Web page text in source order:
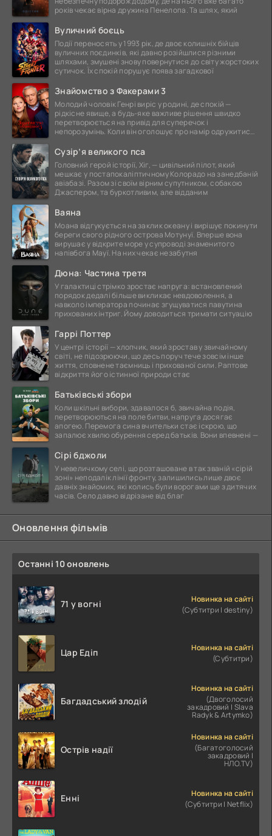
років чекає вірна дружина Пенелопа. Та шлях, який
Вуличний боєць
Події переносять у 1993 рік, де двоє колишніх бійців
вуличних поєдинків, які давно розійшлися різними
шляхами, змушені знову повернутися до світу жорстоких
сутичок. Їх спокій порушує поява загадкової
Знайомство з Факерами 3
Молодий чоловік Генрі виріс у родині, де спокій —
рідкісне явище, а будь-яке важливе рішення швидко
перетворюється на привід для суперечок і
непорозумінь. Коли він оголошує про намір одружитися,
Сузір’я великого пса
Головний герой історії, Хіг, — цивільний пілот, який
мешкає у постапокаліптичному Колорадо на занедбаній
авіабазі. Разом зі своїм вірним супутником, собакою
Джаспером, та буркотливим, але відданим
Ваяна
Моана відгукується на заклик океану і вирішує покинути
береги свого рідного острова Мотунуї. Вперше вона
вирушає у відкрите море у супроводі знаменитого
напівбога Мауї. На них чекає незабутня
Дюна: Частина третя
У галактиці стрімко зростає напруга: встановлений
порядок дедалі більше викликає невдоволення, а
навколо імператора починає згущуватися павутина
прихованих інтриг. Йому доводиться тримати ситуацію
Гаррі Поттер
У центрі історії — хлопчик, який зростав у звичайному
світі, не підозрюючи, що десь поруч тече зовсім інше
життя, сповнене таємниць і прихованої сили. Раптове
відкриття його істинної природи стає
Батьківські збори
Коли шкільні вибори, здавалося б, звичайна подія,
перетворюються на поле битви, напруга досягає
апогею. Перемога сина вчительки стає іскрою, що
запалює хвилю обурення серед батьків. Вони впевнені —
Сірі бджоли
У невеличкому селі, що розташоване в так званій «сірій
зоні» неподалік лінії фронту, залишились лише двоє
давніх знайомих, які колись були ворогами ще з дитячих
часів. Село давно відрізане від благ
Оновлення фільмів
Останні 10 оновлень
71 у вогні
Новинка на сайті
(Субтитри | destiny)
Цар Едіп
Новинка на сайті
(Субтитри)
Багдадський злодій
Новинка на сайті
(Двоголосий
закадровий | Slava
Radyk & Artymko)
Острів надії
Новинка на сайті
(Багатоголосий
закадровий |
НЛО.TV)
Енні
Новинка на сайті
(Субтитри | Netflix)